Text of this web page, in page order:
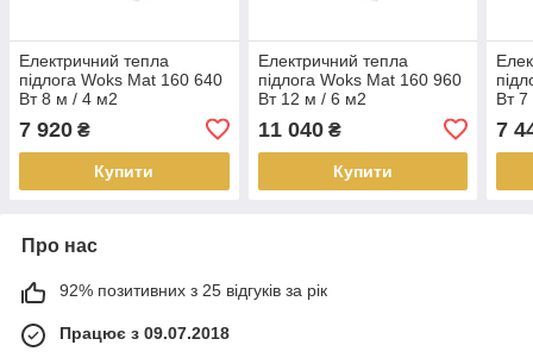
Електричний тепла
підлога Woks Mat 160 640
Вт 8 м / 4 м2
7 920 ₴
Купити
Електричний тепла
підлога Woks Mat 160 960
Вт 12 м / 6 м2
11 040₴
Купити
Вт
7
Про нас
92% позитивних з 25 відгуків за рік
Працює з 09.07.2018